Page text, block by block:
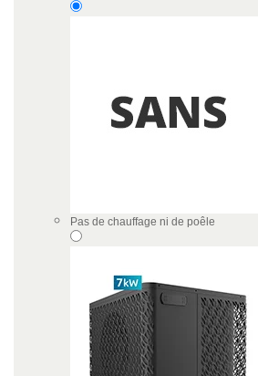
Pas de chauffage ni de poêle